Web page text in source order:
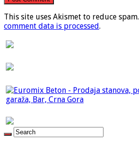
This site uses Akismet to reduce spam.
comment data is processed.